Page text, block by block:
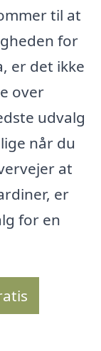
til at
for
er det ikke
over
udvalg
når du
at
er
for en